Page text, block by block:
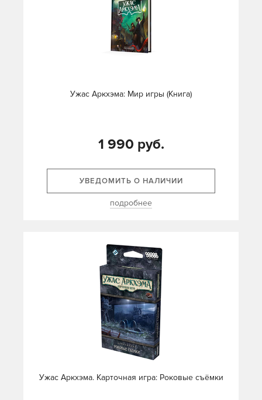
Ужас Аркхэма: Мир игры (Книга)
1 990 руб.
УВЕДОМИТЬ О НАЛИЧИИ
подробнее
Ужас Аркхэма. Карточная игра: Роковые съёмки